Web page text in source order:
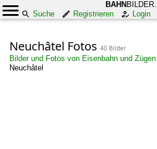
BAHN
Suche
Registrieren Login
Neuchâtel Fotos 40 Bilder
Bilder und Fotos von Eisenbahn und Zügen
Neuchâtel